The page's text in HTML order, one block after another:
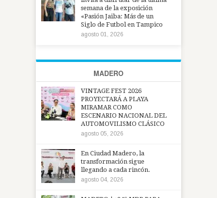
semana de la exposición
«Pasión Jaiba: Más de un
Siglo de Futbol en Tampico
agosto 01, 2026
MADERO
VINTAGE FEST 2026
PROYECTARÁ A PLAYA
MIRAMAR COMO
ESCENARIO NACIONAL DEL
AUTOMOVILISMO CLÁSICO
agosto 05, 2026
En Ciudad Madero, la
transformación sigue
llegando a cada rincón.
agosto 04, 2026